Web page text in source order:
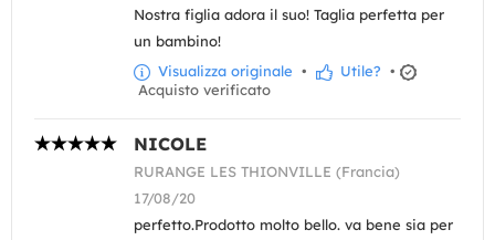
Nostra figlia adora il suo! Taglia perfetta per
un bambino!
Visualizza originale • Utile? •
Acquisto verificato
NICOLE
RURANGE LES THIONVILLE (Francia)
17/08/20
perfetto.Prodotto molto bello. va bene sia per